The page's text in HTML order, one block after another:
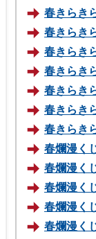
春きらき
春きらき
春きらき
春きらき
春きらき
春きらき
春きらき
春爛漫く
春爛漫く
春爛漫く
春爛漫く
春爛漫く